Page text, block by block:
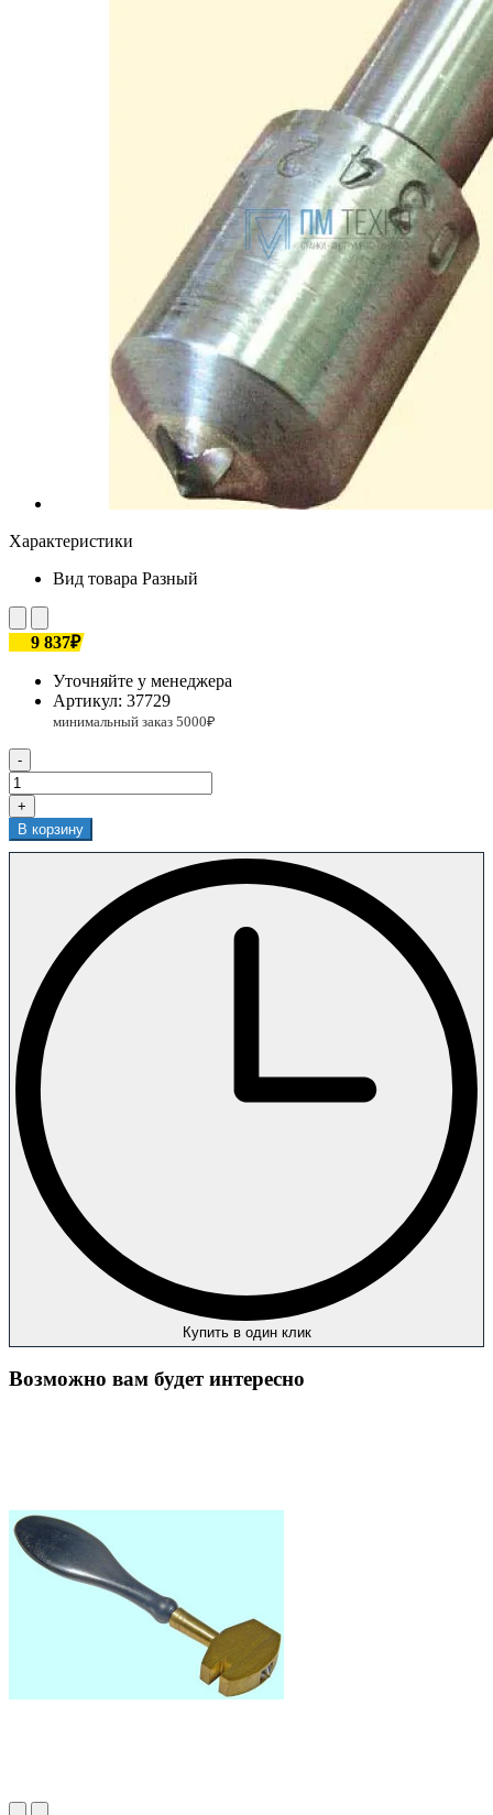
Характеристики
Вид товара Разный
9 837₽
Уточняйте у менеджера
Артикул: 37729
-
+
В корзину
Купить в один клик
Возможно вам будет интересно